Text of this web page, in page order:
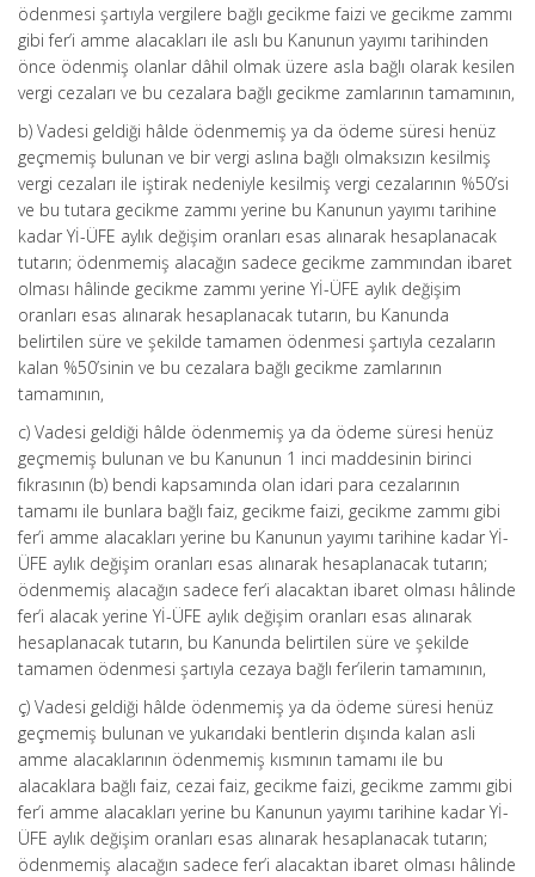
ödenmesi şartıyla vergilere bağlı gecikme faizi ve gecikme zammı
gibi fer’i amme alacakları ile aslı bu Kanunun yayımı tarihinden
önce ödenmiş olanlar dâhil olmak üzere asla bağlı olarak kesilen
vergi cezaları ve bu cezalara bağlı gecikme zamlarının tamamının,
b) Vadesi geldiği hâlde ödenmemiş ya da ödeme süresi henüz
geçmemiş bulunan ve bir vergi aslına bağlı olmaksızın kesilmiş
vergi cezaları ile iştirak nedeniyle kesilmiş vergi cezalarının %50’si
ve bu tutara gecikme zammı yerine bu Kanunun yayımı tarihine
kadar Yİ-ÜFE aylık değişim oranları esas alınarak hesaplanacak
tutarın; ödenmemiş alacağın sadece gecikme zammından ibaret
olması hâlinde gecikme zammı yerine Yİ-ÜFE aylık değişim
oranları esas alınarak hesaplanacak tutarın, bu Kanunda
belirtilen süre ve şekilde tamamen ödenmesi şartıyla cezaların
kalan %50’sinin ve bu cezalara bağlı gecikme zamlarının
tamamının,
c) Vadesi geldiği hâlde ödenmemiş ya da ödeme süresi henüz
geçmemiş bulunan ve bu Kanunun 1 inci maddesinin birinci
fıkrasının (b) bendi kapsamında olan idari para cezalarının
tamamı ile bunlara bağlı faiz, gecikme faizi, gecikme zammı gibi
fer’i amme alacakları yerine bu Kanunun yayımı tarihine kadar Yİ-
ÜFE aylık değişim oranları esas alınarak hesaplanacak tutarın;
ödenmemiş alacağın sadece fer’i alacaktan ibaret olması hâlinde
fer’i alacak yerine Yİ-ÜFE aylık değişim oranları esas alınarak
hesaplanacak tutarın, bu Kanunda belirtilen süre ve şekilde
tamamen ödenmesi şartıyla cezaya bağlı fer’ilerin tamamının,
ç) Vadesi geldiği hâlde ödenmemiş ya da ödeme süresi henüz
geçmemiş bulunan ve yukarıdaki bentlerin dışında kalan asli
amme alacaklarının ödenmemiş kısmının tamamı ile bu
alacaklara bağlı faiz, cezai faiz, gecikme faizi, gecikme zammı gibi
fer’i amme alacakları yerine bu Kanunun yayımı tarihine kadar Yİ-
ÜFE aylık değişim oranları esas alınarak hesaplanacak tutarın;
ödenmemiş alacağın sadece fer’i alacaktan ibaret olması hâlinde